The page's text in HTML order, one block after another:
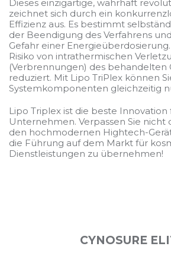
Dieses einzigartige, wahrhaft
zeichnet sich durch ein
Effizienz aus. Es bestimmt
der Beendigung des Verfahrens
Gefahr einer
Risiko von intrathermischen
(Verbrennungen) des behandelten
reduziert. Mit Lipo TriPlex können
Systemkomponenten gleichzeitig
Lipo Triplex ist die beste Innovation
Unternehmen. Verpassen Sie nicht
den hochmodernen Hightech-
die Führung auf dem Markt für
Dienstleistungen zu übernehmen!
CYNOSURE